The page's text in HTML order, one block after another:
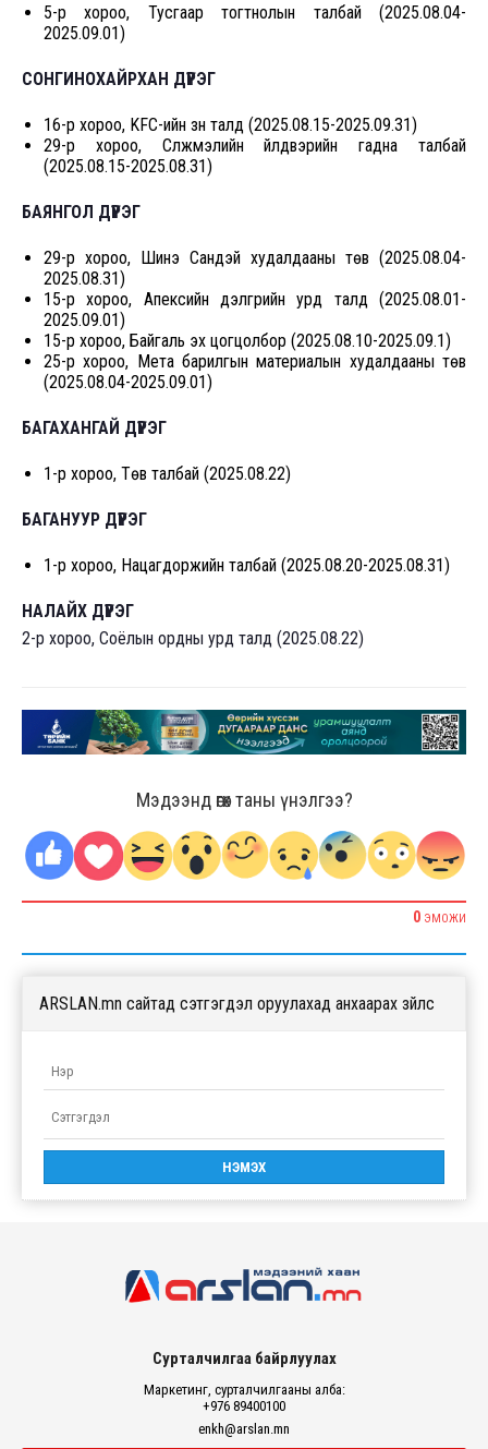
5-р хороо, Тусгаар тогтнолын талбай (2025.08.04-
2025.09.01)
СОНГИНОХАЙРХАН ДҮҮРЭГ
16-р хороо, KFC-ийн зүүн талд (2025.08.15-2025.09.31)
29-р хороо, Сүлжмэлийн үйлдвэрийн гадна талбай
(2025.08.15-2025.08.31)
БАЯНГОЛ ДҮҮРЭГ
29-р хороо, Шинэ Сандэй худалдааны төв (2025.08.04-
2025.08.31)
15-р хороо, Апексийн дэлгүүрийн урд талд (2025.08.01-
2025.09.01)
15-р хороо, Байгаль эх цогцолбор (2025.08.10-2025.09.1)
25-р хороо, Мета барилгын материалын худалдааны төв
(2025.08.04-2025.09.01)
БАГАХАНГАЙ ДҮҮРЭГ
1-р хороо, Төв талбай (2025.08.22)
БАГАНУУР ДҮҮРЭГ
1-р хороо, Нацагдоржийн талбай (2025.08.20-2025.08.31)
НАЛАЙХ ДҮҮРЭГ
2-р хороо, Соёлын ордны урд талд (2025.08.22)
Мэдээнд өгөх таны үнэлгээ?
0 ЭМОЖИ
ARSLAN.mn сайтад сэтгэгдэл оруулахад анхаарах зүйлс
Сурталчилгаа байрлуулах
Маркетинг, сурталчилгааны алба:
+976 89400100
enkh@arslan.mn